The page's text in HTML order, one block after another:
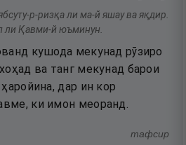
р-ризқа ли ма-й яшау ва яқдир.
ли Қавми-й юъминун.
кушода мекунад рӯзиро
ва танг мекунад барои
дар ин кор
ки имон меоранд.
тафсир